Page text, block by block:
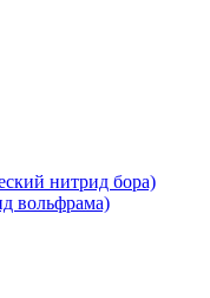
нитрид бора)
вольфрама)